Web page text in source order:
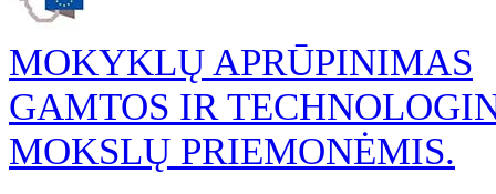
MOKYKLŲ APRŪPINIMAS
GAMTOS IR
MOKSLŲ PRIEMONĖMIS.